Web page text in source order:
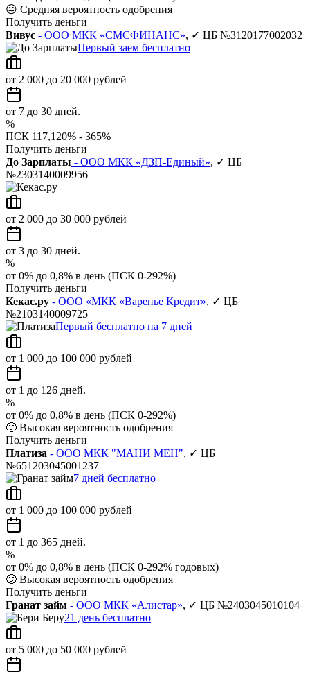
😐 Средняя вероятность одобрения
Получить деньги
Вивус - ООО МКК «СМСФИНАНС», ✓ ЦБ №3120177002032
Первый заем бесплатно
от 2 000 до 20 000 рублей
от 7 до 30 дней.
%
ПСК 117,120% - 365%
Получить деньги
До Зарплаты - ООО МКК «ДЗП-Единый», ✓ ЦБ
№2303140009956
от 2 000 до 30 000 рублей
от 3 до 30 дней.
%
от 0% до 0,8% в день (ПСК 0-292%)
Получить деньги
Кекас.ру - ООО «МКК «Варенье Кредит», ✓ ЦБ
№2103140009725
Первый бесплатно на 7 дней
от 1 000 до 100 000 рублей
от 1 до 126 дней.
%
от 0% до 0,8% в день (ПСК 0-292%)
🙂 Высокая вероятность одобрения
Получить деньги
Платиза - ООО МКК "МАНИ МЕН", ✓ ЦБ
№651203045001237
7 дней бесплатно
от 1 000 до 100 000 рублей
от 1 до 365 дней.
%
от 0% до 0,8% в день (ПСК 0-292% годовых)
🙂 Высокая вероятность одобрения
Получить деньги
Гранат займ - ООО МКК «Алистар», ✓ ЦБ №2403045010104
21 день бесплатно
от 5 000 до 50 000 рублей